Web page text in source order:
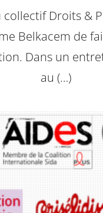
collectif Droits &
Belkacem de
Dans un
au (…)